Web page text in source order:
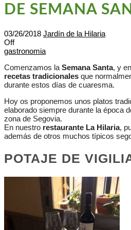
DE SEMANA
03/26/2018 Jardín de la Hilaria
Off
gastronomia
Comenzamos la Semana Santa, y
recetas tradicionales que
durante estos días de cuaresma.
Hoy os proponemos unos platos
elaborado siempre durante la época
zona de Segovia.
En nuestro restaurante La Hilaria,
además de otros muchos típicos
POTAJE DE